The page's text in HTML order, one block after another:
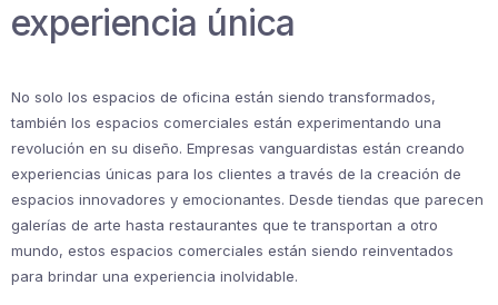
experiencia única
No solo los espacios de oficina están siendo transformados,
también los espacios comerciales están experimentando una
revolución en su diseño. Empresas vanguardistas están creando
experiencias únicas para los clientes a través de la creación de
espacios innovadores y emocionantes. Desde tiendas que parecen
galerías de arte hasta restaurantes que te transportan a otro
mundo, estos espacios comerciales están siendo reinventados
para brindar una experiencia inolvidable.